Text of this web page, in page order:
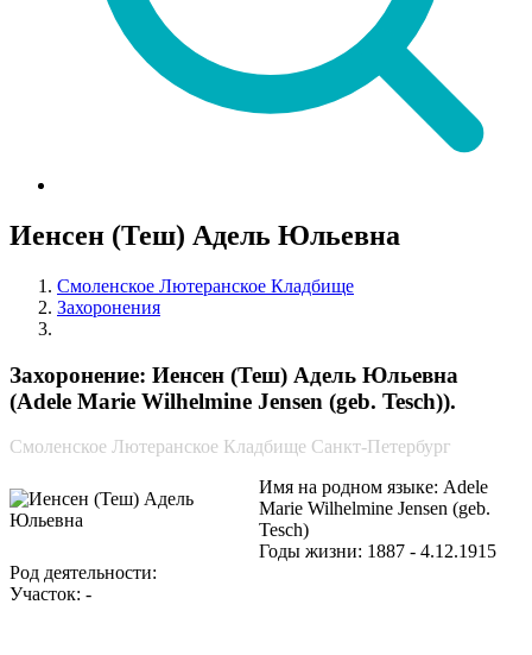
Иенсен (Теш) Адель Юльевна
Смоленское Лютеранское Кладбище
Захоронения
Захоронение: Иенсен (Теш) Адель Юльевна
(Adele Marie Wilhelmine Jensen (geb. Tesch)).
Смоленское Лютеранское Кладбище Санкт-Петербург
Имя на родном языке: Adele
Marie Wilhelmine Jensen (geb.
Tesch)
Годы жизни: 1887 - 4.12.1915
Род деятельности:
Участок: -